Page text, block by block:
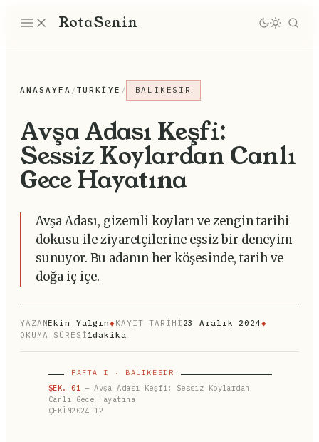
RotaSenin
ANASAYFA /TÜRKIYE / BALIKESIR
Avşa Adası Keşfi:
Sessiz Koylardan Canlı
Gece Hayatına
Avşa Adası, gizemli koyları ve zengin tarihi
dokusu ile ziyaretçilerine eşsiz bir deneyim
sunuyor. Bu adanın her köşesinde, tarih ve
doğa iç içe.
YAZANEkin Yalgın◆KAYIT TARİHİ 23 Aralık 2024◆
OKUMA SÜRESİ1dakika
PAFTA I · BALIKESIR
ŞEK. 01 — Avşa Adası Keşfi: Sessiz Koylardan
Canlı Gece Hayatına
ÇEKİM2024-12